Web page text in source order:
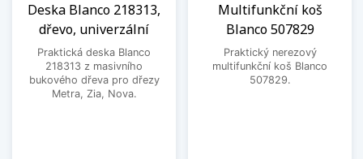
Deska Blanco 218313,
dřevo, univerzální
Praktická deska Blanco
218313 z masivního
bukového dřeva pro dřezy
Metra, Zia, Nova.
Multifunkční koš
Blanco 507829
Praktický nerezový
multifunkční koš Blanco
507829.